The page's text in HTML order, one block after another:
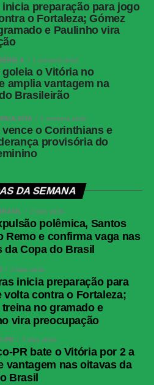
inicia preparação para jogo
o Fortaleza; Gómez
e Paulinho vira
A 1 semana atrás
goleia o Vitória no
amplia vantagem na
Brasileirão
1 semana atrás
vence o Corinthians e
provisória do
DA SEMANA
2 dias atrás
polêmica, Santos
Remo e confirma vaga nas
da Copa do Brasil
3 dias atrás
inicia preparação para
volta contra o Fortaleza;
treina no gramado e
vira preocupação
PR 3 dias atrás
PR bate o Vitória por 2 a
vantagem nas oitavas da
Brasil